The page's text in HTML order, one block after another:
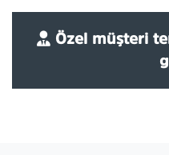
Özel müşteri